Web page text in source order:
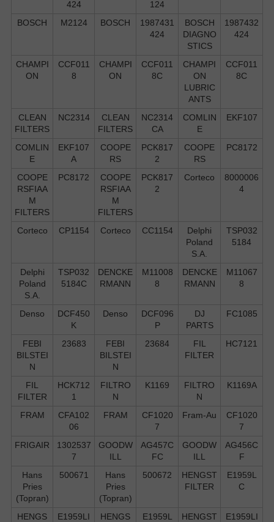
424
124
BOSCH
M2124 BOSCH
1987431
424
BOSCH
DIAGNO
STICS
1987432
424
CHAMPI
ON
CCF011
8
CHAMPI
ON
CCF011
8C
CHAMPI
ON
LUBRIC
ANTS
CCF011
8C
CLEAN
FILTERS
NC2314
CLEAN
FILTERS
NC2314
CA
COMLIN
E
EKF107
COMLIN
E
EKF107
A
COOPE
RS
PCK817
2
COOPE
RS
PC8172
COOPE
RSFIAA
M
FILTERS
PC8172
COOPE
RSFIAA
M
FILTERS
PCK817
2
Corteco
8000006
4
Corteco CP1154 Corteco CC1154
Delphi
Poland
S.А.
TSP032
5184
Delphi
Poland
S.А.
TSP032
5184C
DENCKE
RMANN
M11008
8
DENCKE
RMANN
M11067
8
Denso
DCF450
K
Denso
DCF096
P
DJ
PARTS
FC1085
FEBI
BILSTEI
N
23683
FEBI
BILSTEI
N
23684
FIL
FILTER
HC7121
FIL
FILTER
HCK712
1
FILTRO
N
K1169
FILTRO
N
K1169A
FRAM
CFA102
06
FRAM
CF1020
7
Fram-Au
CF1020
7
FRIGAIR
1302537
7
GOODW
ILL
AG457C
FC
GOODW
ILL
AG456C
F
Hans
Pries
(Topran)
500671
Hans
Pries
(Topran)
500672
HENGST
FILTER
E1959L
C
HENGS
E1959LI
HENGS
E1959L
HENGST
E1959LI